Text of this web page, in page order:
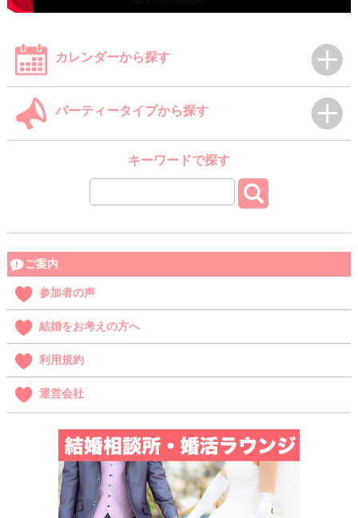
カレンダーから探す
パーティータイプから探す
キーワードで探す
ご案内
参加者の声
結婚をお考えの方へ
利用規約
運営会社